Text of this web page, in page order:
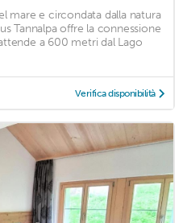
mare e circondata dalla natura
Tannalpa offre la connessione
a 600 metri dal Lago
Verifica disponibilità